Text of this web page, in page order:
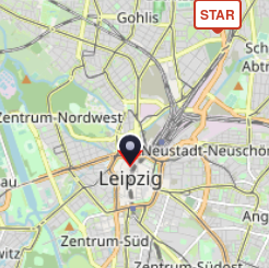
STAR